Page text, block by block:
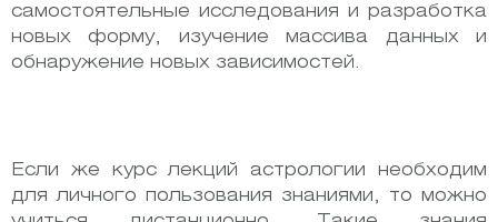
самостоятельные исследования и разработка
новых форму, изучение массива данных и
обнаружение новых зависимостей.
Если же курс лекций астрологии необходим
для личного пользования знаниями, то можно